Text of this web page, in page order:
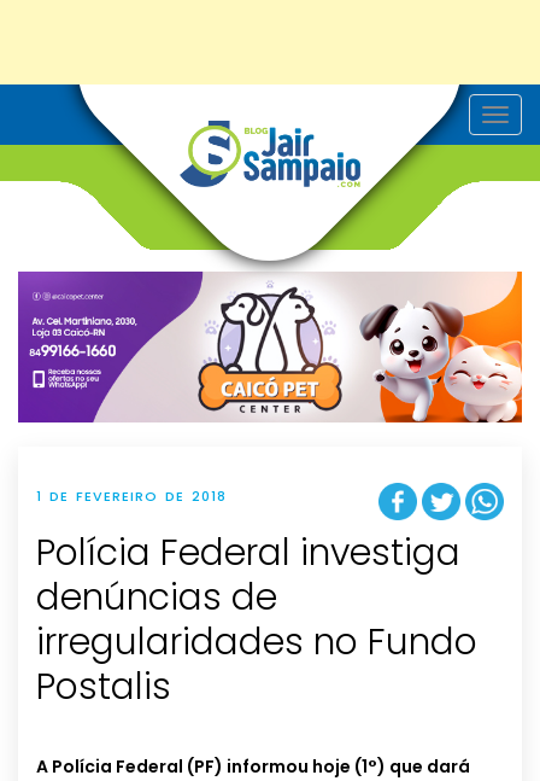
T
o
v
g
t
i
o
n
1 DE FEVEREIRO DE 2018
Polícia Federal investiga
denúncias de
irregularidades no Fundo
Postalis
A Polícia Federal (PF) informou hoje (1°) que dará